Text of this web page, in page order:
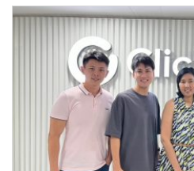
Commerce Association) และ
สนับสนุน และร่วมเป็นกรรมการตัดสิ
ครั้งแรกของประเทศไทยด้วย…